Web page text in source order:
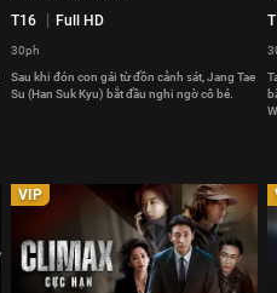
T16 Full HD
30ph
Sau khi đón con gái từ đồn cảnh sát, Jang Tae
Su (Han Suk Kyu) bắt đầu nghi ngờ cô bé.
VIP